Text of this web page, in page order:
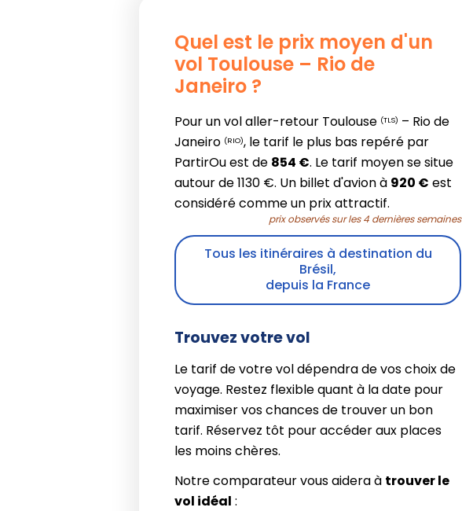
Quel est le prix moyen d'un
vol Toulouse – Rio de
Janeiro ?
Pour un vol aller-retour Toulouse (TLS) – Rio de
Janeiro (RIO), le tarif le plus bas repéré par
PartirOu est de 854 €. Le tarif moyen se situe
autour de 1130 €. Un billet d'avion à 920 € est
considéré comme un prix attractif.
prix observés sur les 4 dernières semaines
Tous les itinéraires à destination du
Brésil,
depuis la France
Trouvez votre vol
Le tarif de votre vol dépendra de vos choix de
voyage. Restez flexible quant à la date pour
maximiser vos chances de trouver un bon
tarif. Réservez tôt pour accéder aux places
les moins chères.
Notre comparateur vous aidera à trouver le
vol idéal :